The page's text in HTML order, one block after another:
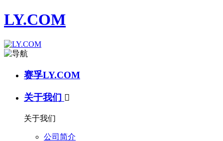
LY.COM
赛孚LY.COM
关于我们 
关于我们
公司简介